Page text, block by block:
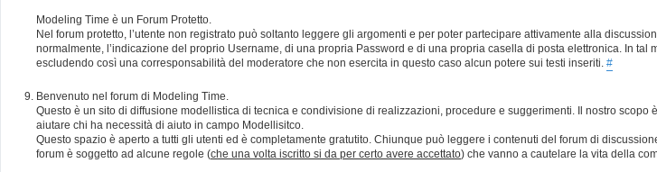
Modeling Time è un Forum Protetto.
Nel forum protetto, l’utente non registrato può soltanto leggere gli argomenti e per poter partecipare attivamente alla
normalmente, l’indicazione del proprio Username, di una propria Password e di una propria casella di posta elettronica. In
escludendo così una corresponsabilità del moderatore che non esercita in questo caso alcun potere sui testi inseriti. #
Benvenuto nel forum di Modeling Time.
Questo è un sito di diffusione modellistica di tecnica e condivisione di realizzazioni, procedure e suggerimenti. Il nostro
aiutare chi ha necessità di aiuto in campo Modellisitco.
Questo spazio è aperto a tutti gli utenti ed è completamente gratutito. Chiunque può leggere i contenuti del forum di
forum è soggetto ad alcune regole (che una volta iscritto si da per certo avere accettato) che vanno a cautelare la vita della